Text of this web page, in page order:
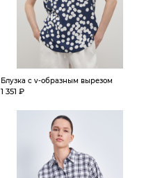
Блузка с v-образным вырезом
1 351 ₽